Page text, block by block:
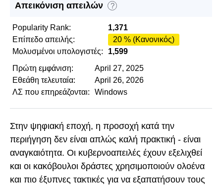
Απεικόνιση απειλών ?
Popularity Rank:
1,371
Επίπεδο απειλής:
20 % (Κανονικός)
Μολυσμένοι υπολογιστές:
1,599
Πρώτη εμφάνιση:
April 27, 2025
Εθεάθη τελευταία:
April 26, 2026
ΛΣ που επηρεάζονται:
Windows
Στην ψηφιακή εποχή, η προσοχή κατά την
περιήγηση δεν είναι απλώς καλή πρακτική - είναι
αναγκαιότητα. Οι κυβερνοαπειλές έχουν εξελιχθεί
και οι κακόβουλοι δράστες χρησιμοποιούν ολοένα
και πιο έξυπνες τακτικές για να εξαπατήσουν τους